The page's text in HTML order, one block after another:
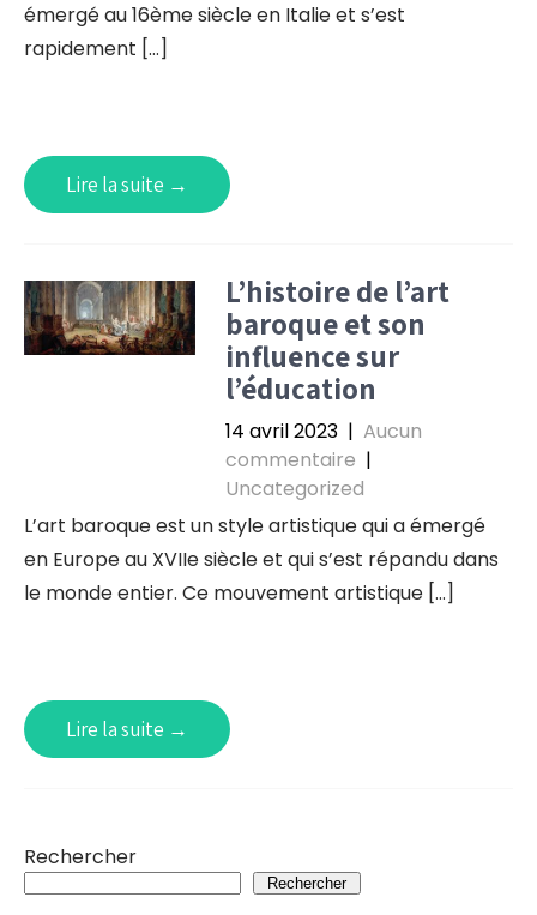
émergé au 16ème siècle en Italie et s’est
rapidement […]
Lire la suite →
L’histoire de l’art
baroque et son
influence sur
l’éducation
14 avril 2023 | Aucun
commentaire |
Uncategorized
L’art baroque est un style artistique qui a émergé
en Europe au XVIIe siècle et qui s’est répandu dans
le monde entier. Ce mouvement artistique […]
Lire la suite →
Rechercher
Rechercher